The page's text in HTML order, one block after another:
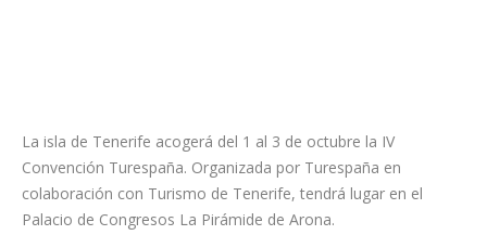
La isla de Tenerife acogerá del 1 al 3 de octubre la IV
Convención Turespaña. Organizada por Turespaña en